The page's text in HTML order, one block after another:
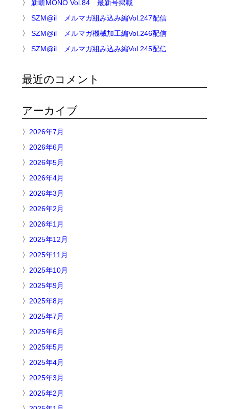
新斬MONO Vol.84 最新号掲載
SZM@il メルマガ組み込み編Vol.247配信
SZM@il メルマガ機械加工編Vol.246配信
SZM@il メルマガ組み込み編Vol.245配信
最近のコメント
アーカイブ
2026年7月
2026年6月
2026年5月
2026年4月
2026年3月
2026年2月
2026年1月
2025年12月
2025年11月
2025年10月
2025年9月
2025年8月
2025年7月
2025年6月
2025年5月
2025年4月
2025年3月
2025年2月